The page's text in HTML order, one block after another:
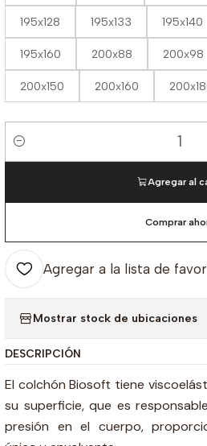
195x128 195x133 195x140
195x160 200x88 200x98
200x150 200x160
Cantidad
Agregar al
Comprar
Agregar a la lista de
Mostrar stock de ubicaciones
DESCRIPCIÓN
El colchón Biosoft tiene
su superficie, que es
presión en el cuerpo,